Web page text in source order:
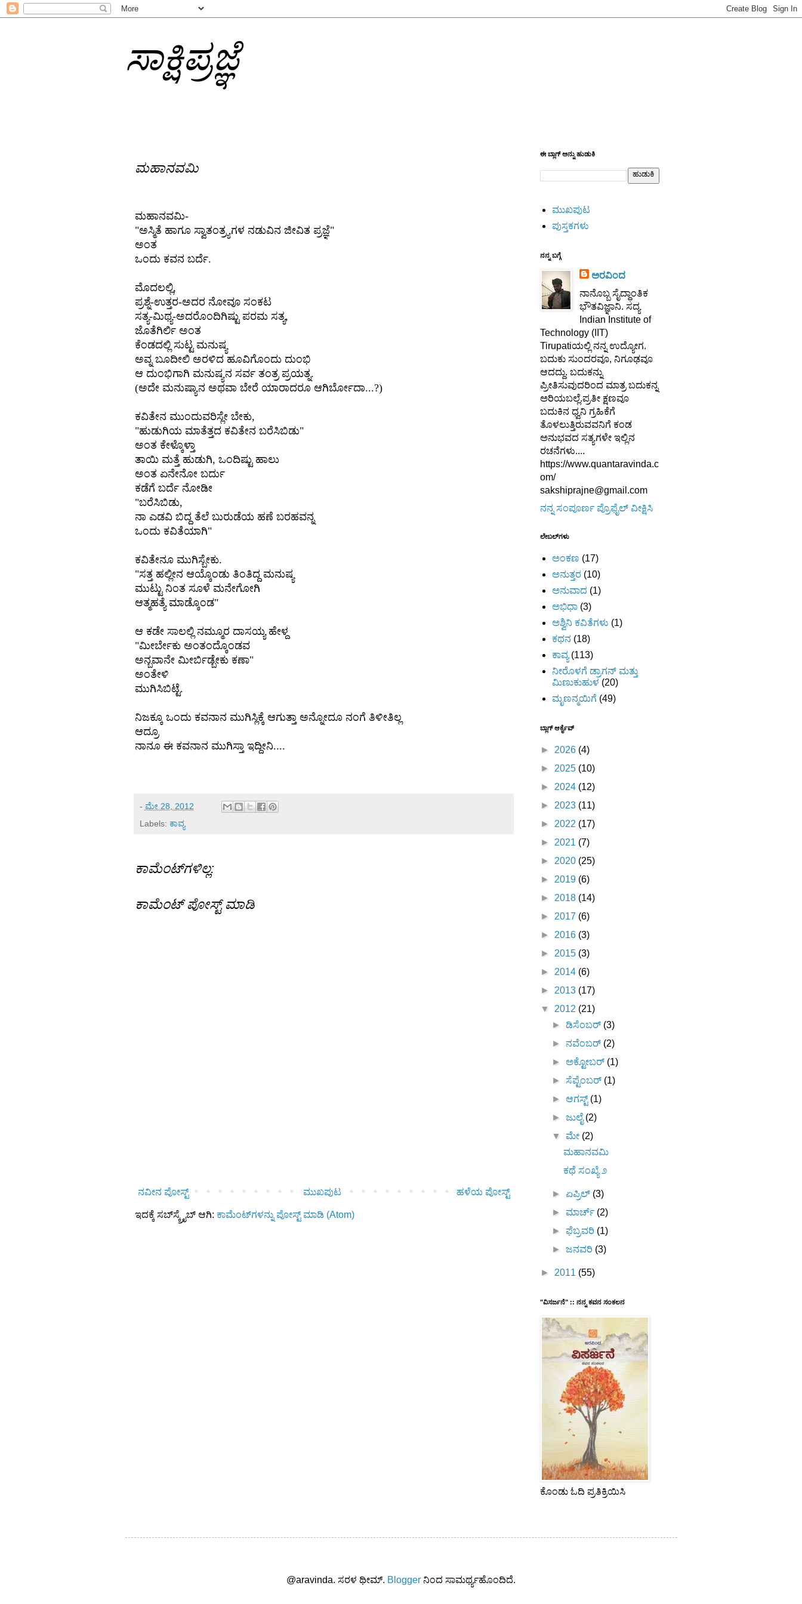
ಸಾಕ್ಷಿಪ್ರಜ್ಞೆ
ಮಹಾನವಮಿ
ಮಹಾನವಮಿ-
"ಅಸ್ಮಿತೆ ಹಾಗೂ ಸ್ವಾತಂತ್ರ್ಯಗಳ ನಡುವಿನ ಜೀವಿತ ಪ್ರಜ್ಞೆ"
ಅಂತ
ಒಂದು ಕವನ ಬರ್ದೆ.
ಮೊದಲಲ್ಲಿ,
ಪ್ರಶ್ನೆ-ಉತ್ತರ-ಅದರ ನೋವೂ ಸಂಕಟ
ಸತ್ಯ-ಮಿಥ್ಯ-ಅದರೊಂದಿಗಿಷ್ಟು ಪರಮ ಸತ್ಯ,
ಜೊತೆಗಿರ್ಲಿ ಅಂತ
ಕೆಂಡದಲ್ಲಿ ಸುಟ್ಟ ಮನುಷ್ಯ
ಅವ್ನ ಬೂದೀಲಿ ಅರಳಿದ ಹೂವಿಗೊಂದು ದುಂಭಿ
ಆ ದುಂಭಿಗಾಗಿ ಮನುಷ್ಯನ ಸರ್ವ ತಂತ್ರ ಪ್ರಯತ್ನ.
(ಅದೇ ಮನುಷ್ಯಾನ ಅಥವಾ ಬೇರೆ ಯಾರಾದರೂ ಆಗಿರ್ಬೋದಾ...?)
ಕವಿತೇನ ಮುಂದುವರಿಸ್ಲೇ ಬೇಕು,
"ಹುಡುಗಿಯ ಮಾತೆತ್ತದ ಕವಿತೇನ ಬರೆಸಿಬಿಡು"
ಅಂತ ಕೇಳ್ಕೊಳ್ತಾ
ತಾಯಿ ಮತ್ತೆ ಹುಡುಗಿ, ಒಂದಿಷ್ಟು ಹಾಲು
ಅಂತ ಏನೇನೋ ಬರ್ದು
ಕಡೆಗೆ ಬರ್ದೆ ನೋಡೀ
"ಬರೆಸಿಬಿಡು,
ನಾ ಎಡವಿ ಬಿದ್ದ ತೆಲೆ ಬುರುಡೆಯ ಹಣೆ ಬರಹವನ್ನ
ಒಂದು ಕವಿತೆಯಾಗಿ"
ಕವಿತೇನೂ ಮುಗಿಸ್ಬೇಕು.
"ಸತ್ತ ಹಲ್ಲೀನ ಆಯ್ಕೊಂಡು ತಿಂತಿದ್ದ ಮನುಷ್ಯ
ಮುಟ್ಟು ನಿಂತ ಸೂಳೆ ಮನೇಗೋಗಿ
ಆತ್ಮಹತ್ಯೆ ಮಾಡ್ಕೊಂಡ"
ಆ ಕಡೇ ಸಾಲಲ್ಲಿ ನಮ್ಮೂರ ದಾಸಯ್ಯ ಹೇಳ್ದ
"ಮೀರ್ಬೇಕು ಅಂತಂದ್ಕೊಂಡವ
ಅನ್ಬವಾನೇ ಮೀರ್ಬಿಡ್ಬೇಕು ಕಣಾ"
ಅಂತೇಳಿ
ಮುಗಿಸಿಬಿಟ್ಟೆ.
ನಿಜಕ್ಕೂ ಒಂದು ಕವನಾನ ಮುಗಿಸ್ಲಿಕ್ಕೆ ಆಗುತ್ತಾ ಅನ್ನೋದೂ ನಂಗೆ ತಿಳೀತಿಲ್ಲ
ಆದ್ರೂ
ನಾನೂ ಈ ಕವನಾನ ಮುಗಿಸ್ತಾ ಇದ್ದೀನಿ....
- ಮೇ 28, 2012
Labels: ಕಾವ್ಯ
ಕಾಮೆಂಟ್‌ಗಳಿಲ್ಲ:
ಕಾಮೆಂಟ್‌‌ ಪೋಸ್ಟ್‌ ಮಾಡಿ
ನವೀನ ಪೋಸ್ಟ್ ಹಳೆಯ ಪೋಸ್ಟ್
ಮುಖಪುಟ
ಇದಕ್ಕೆ ಸಬ್‌ಸ್ಕ್ರೈಬ್‌ ಆಗಿ: ಕಾಮೆಂಟ್‌ಗಳನ್ನು ಪೋಸ್ಟ್ ಮಾಡಿ (Atom)
ಈ ಬ್ಲಾಗ್ ಅನ್ನು ಹುಡುಕಿ
ಮುಖಪುಟ
ಪುಸ್ತಕಗಳು
ನನ್ನ ಬಗ್ಗೆ
ಅರವಿಂದ
ನಾನೊಬ್ಬ ಸೈದ್ಧಾಂತಿಕ
ಭೌತವಿಜ್ಞಾನಿ. ಸದ್ಯ
Indian Institute of
Technology (IIT)
Tirupatiಯಲ್ಲಿ ನನ್ನ ಉದ್ಯೋಗ.
ಬದುಕು ಸುಂದರವೂ, ನಿಗೂಢವೂ
ಆದದ್ದು. ಬದುಕನ್ನು
ಪ್ರೀತಿಸುವುದರಿಂದ ಮಾತ್ರ ಬದುಕನ್ನ
ಅರಿಯಬಲ್ಲೆ.ಪ್ರತೀ ಕ್ಷಣವೂ
ಬದುಕಿನ ಧ್ವನಿ ಗ್ರಹಿಕೆಗೆ
ತೊಳಲುತ್ತಿರುವವನಿಗೆ ಕಂಡ
ಅನುಭವದ ಸತ್ಯಗಳೇ ಇಲ್ಲಿನ
ರಚನೆಗಳು....
https://www.quantaravinda.c
om/
sakshiprajne@gmail.com
ನನ್ನ ಸಂಪೂರ್ಣ ಪ್ರೊಫೈಲ್ ವೀಕ್ಷಿಸಿ
ಲೇಬಲ್‌ಗಳು
ಅಂಕಣ (17)
ಅನುತ್ತರ (10)
ಅನುವಾದ (1)
ಅಭಿಧಾ (3)
ಅಶ್ವಿನಿ ಕವಿತೆಗಳು (1)
ಕಥನ (18)
ಕಾವ್ಯ (113)
ನೀರೊಳಗೆ ಡ್ರಾಗನ್ ಮತ್ತು
ಮಿಣುಕುಹುಳ (20)
ಮೃಣನ್ಮಯಿಗೆ (49)
ಬ್ಲಾಗ್ ಆರ್ಕೈವ್
► 2026 (4)
► 2025 (10)
► 2024 (12)
► 2023 (11)
► 2022 (17)
► 2021 (7)
► 2020 (25)
► 2019 (6)
► 2018 (14)
► 2017 (6)
► 2016 (3)
► 2015 (3)
► 2014 (6)
► 2013 (17)
▼ 2012 (21)
► ಡಿಸೆಂಬರ್ (3)
► ನವೆಂಬರ್ (2)
► ಅಕ್ಟೋಬರ್ (1)
► ಸೆಪ್ಟೆಂಬರ್ (1)
► ಆಗಸ್ಟ್ (1)
► ಜುಲೈ(2)
▼ ಮೇ (2)
ಮಹಾನವಮಿ
ಕಥೆ ಸಂಖ್ಯೆ ೨
► ಏಪ್ರಿಲ್ (3)
► ಮಾರ್ಚ್ (2)
► ಫೆಬ್ರವರಿ (1)
► ಜನವರಿ (3)
► 2011 (55)
"ವಿಸರ್ಜನೆ" :: ನನ್ನ ಕವನ ಸಂಕಲನ
ಕೊಂಡು ಓದಿ ಪ್ರತಿಕ್ರಿಯಿಸಿ
@aravinda. ಸರಳ ಥೀಮ್. Blogger ನಿಂದ ಸಾಮರ್ಥ್ಯಹೊಂದಿದೆ.